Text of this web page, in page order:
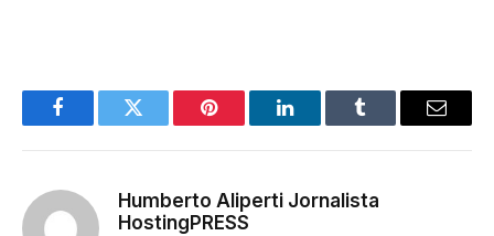
FacebookTwitter Pinterest LinkedInTumblr
E-
Humberto Aliperti Jornalista
HostingPRESS